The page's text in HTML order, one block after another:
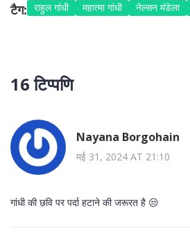
टैग: राहुल गांधी महात्मा गांधी नेल्सन मंडेला
16 टिप्पणि
Nayana Borgohain
मई 31, 2024 AT 21:10
गांधी की छवि पर पर्दा हटाने की जरूरत है 😒